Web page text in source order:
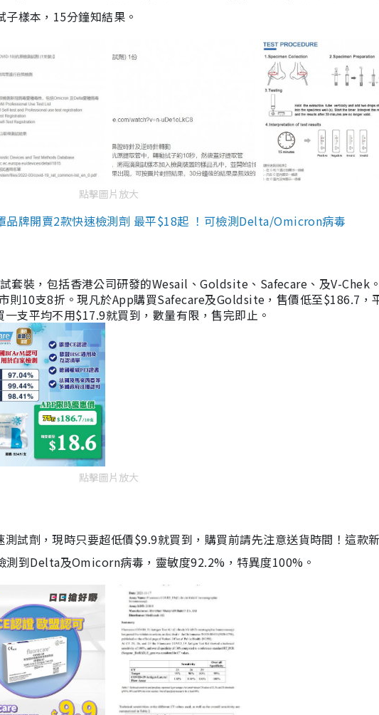
樣本，15分鐘知結果。
點擊圖片放大
品牌開賣2款快速檢測劑 最平$18起 ！可檢測Delta/Omicron病毒
套裝，包括香港公司研發的Wesail、Goldsite、Safecare、及V-Chek
則10支8折。現凡於App購買Safecare及Goldsite，售價低至$186.7，
支平均不用$17.9就買到，數量有限，售完即止。
點擊圖片放大
試劑，現時只要超低價$9.9就買到，購買前請先注意送貨時間！這款
測到Delta及Omicorn病毒，靈敏度92.2%，特異度100%。